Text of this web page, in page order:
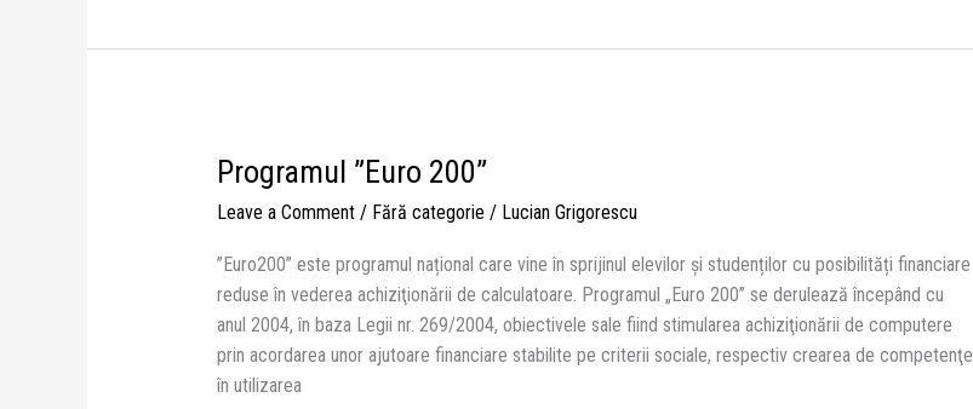
Programul ”Euro 200”
Leave a Comment / Fără categorie / Lucian Grigorescu
”Euro200” este programul național care vine în sprijinul elevilor și studenților cu posibilități financiare
reduse în vederea achiziţionării de calculatoare. Programul „Euro 200” se derulează începând cu
anul 2004, în baza Legii nr. 269/2004, obiectivele sale fiind stimularea achiziţionării de computere
prin acordarea unor ajutoare financiare stabilite pe criterii sociale, respectiv crearea de competenţe
în utilizarea
Programul
200”